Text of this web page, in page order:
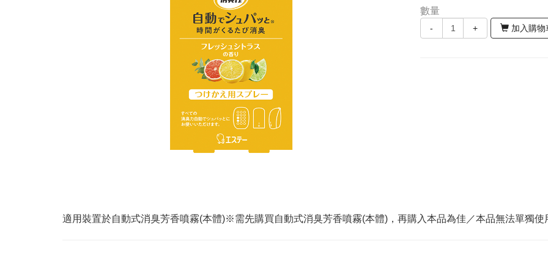
數量
- + 加入購物
適用裝置於自動式消臭芳香噴霧(本體)※需先購買自動式消臭芳香噴霧(本體)，再購入本品為佳／本品無法單獨使